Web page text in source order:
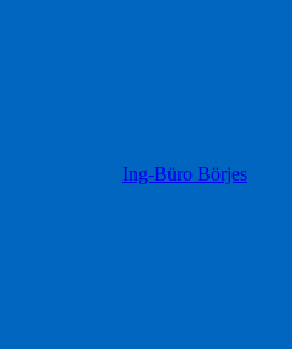
Ing-Büro Börjes